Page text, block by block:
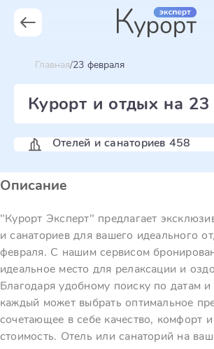
Главная 23 февраля
Курорт и отдых на
Отелей и санаториев 458
Описание
"Курорт Эксперт" предлагает
и санаториев для вашего идеального
февраля. С нашим сервисом
идеальное место для релаксации и
Благодаря удобному поиску по датам
каждый может выбрать оптимальное
сочетающее в себе качество, комфорт
стоимость. Отель или санаторий на